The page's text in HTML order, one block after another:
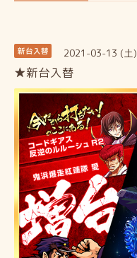
新台入替 2021-03-13 (土)
★新台入替